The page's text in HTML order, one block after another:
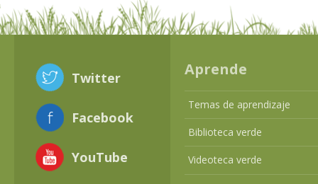
Twitter
Facebook
YouTube
Aprende
Temas de aprendizaje
Biblioteca verde
Videoteca verde